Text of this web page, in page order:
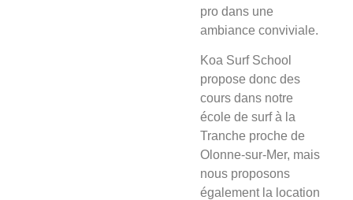
pro dans une
ambiance conviviale.
Koa Surf School
propose donc des
cours dans notre
école de surf à la
Tranche proche de
Olonne-sur-Mer, mais
nous proposons
également la location